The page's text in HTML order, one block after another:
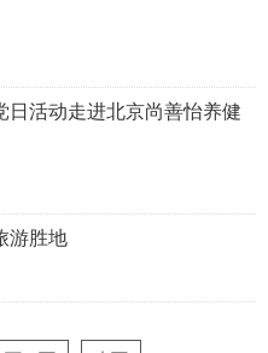
日活动走进北京尚善怡养健
游胜地